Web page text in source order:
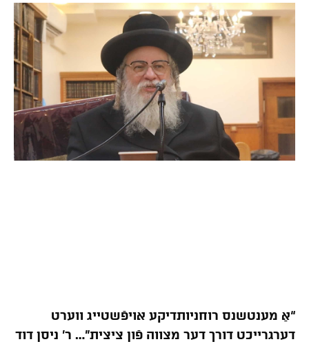
“אַ מענטשנס רוחניותדיקע אויפֿשטייג ווערט
דערגרייכט דורך דער מצווה פֿון ציצית”… ר’ ניסן דוד